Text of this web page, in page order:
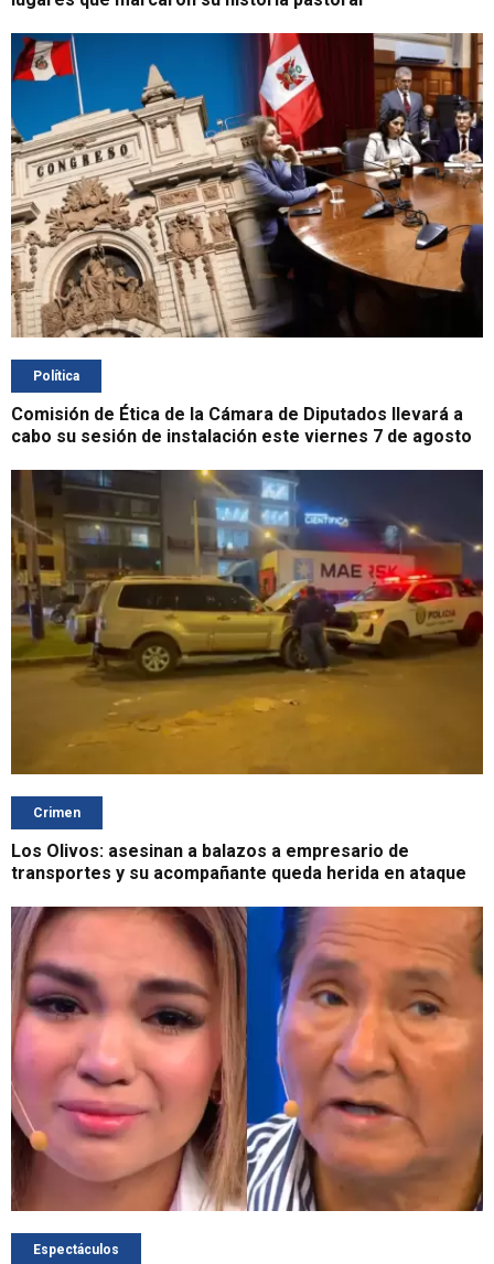
Política
Comisión de Ética de la Cámara de Diputados llevará a
cabo su sesión de instalación este viernes 7 de agosto
Crimen
Los Olivos: asesinan a balazos a empresario de
transportes y su acompañante queda herida en ataque
Espectáculos